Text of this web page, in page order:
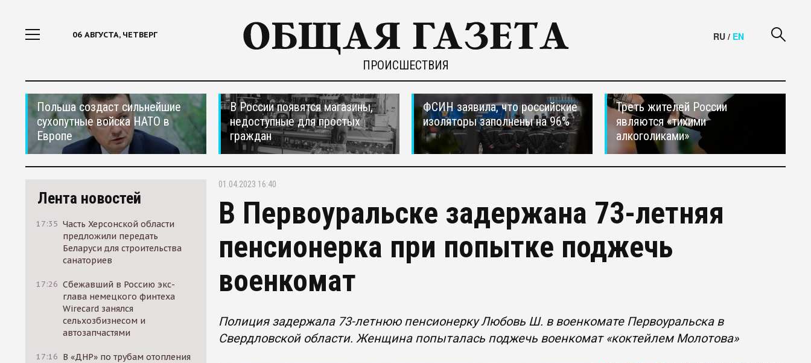
06 АВГУСТА, ЧЕТВЕРГ
ПРОИСШЕСТВИЯ
RU / EN
Польша создаст сильнейшие
сухопутные войска НАТО в
Европе
В России появятся магазины,
недоступные для простых
граждан
ФСИН заявила, что российские
изоляторы заполнены на 96%
Треть жителей России
являются «тихими
алкоголиками»
Лента новостей
17:35 Часть Херсонской области
предложили передать
Беларуси для строительства
санаториев
17:26 Сбежавший в Россию экс-
глава немецкого финтеха
Wirecard занялся
сельхозбизнесом и
автозапчастями
17:16 В «ДНР» по трубам отопления
01.04.2023 16:40
В Первоуральске задержана 73-летняя
пенсионерка при попытке поджечь
военкомат
Полиция задержала 73-летнюю пенсионерку Любовь Ш. в военкомате Первоуральска в
Свердловской области. Женщина попыталась поджечь военкомат «коктейлем Молотова»